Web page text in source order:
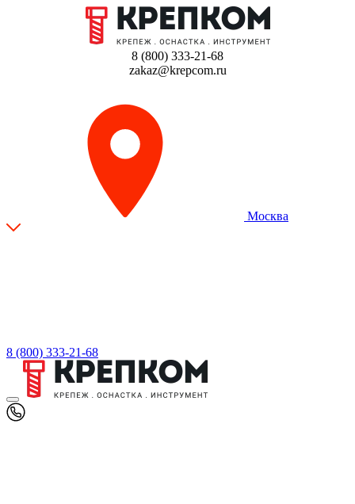
8 (800) 333-21-68
zakaz@krepcom.ru
Москва
8 (800) 333-21-68